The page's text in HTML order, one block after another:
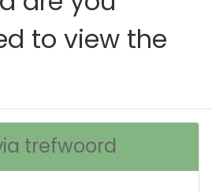
to view the
trefwoord